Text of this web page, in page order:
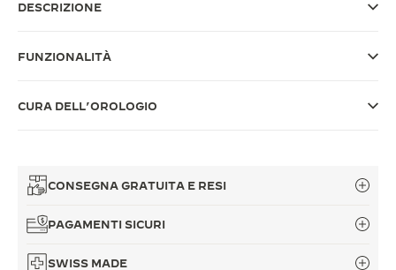
THE SOUND MAKER
DESCRIZIONE
FUNZIONALITÀ
CURA DELL’OROLOGIO
CONSEGNA GRATUITA E RESI
PAGAMENTI SICURI
SWISS MADE